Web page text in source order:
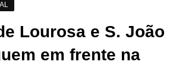
Lourosa e S. João
em frente na